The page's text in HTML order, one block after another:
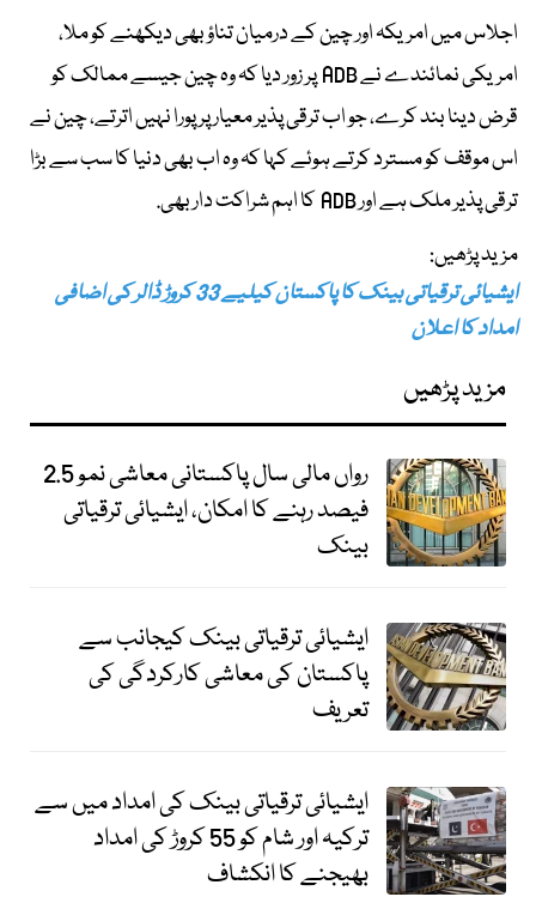
اجلاس میں امریکہ اور چین کے درمیان تناؤ بھی دیکھنے کو ملا،
امریکی نمائندے نے ADB پر زور دیا کہ وہ چین جیسے ممالک کو
قرض دینا بند کرے، جو اب ترقی پذیر معیار پر پورا نہیں اترتے، چین نے
اس موقف کو مسترد کرتے ہوئے کہا کہ وہ اب بھی دنیا کا سب سے بڑا
ترقی پذیر ملک ہے اور ADB کا اہم شراکت دار بھی.
مزید پڑھیں:
ایشیائی ترقیاتی بینک کا پاکستان کیلیے 33 کروڑ ڈالر کی اضافی
امداد کا اعلان
مزید پڑھیں
رواں مالی سال پاکستانی معاشی نمو 2.5
فیصد رہنے کا امکان، ایشیائی ترقیاتی
بینک
ایشیائی ترقیاتی بینک کیجانب سے
پاکستان کی معاشی کارکردگی کی
تعریف
ایشیائی ترقیاتی بینک کی امداد میں سے
ترکیہ اور شام کو 55 کروڑ کی امداد
بھیجنے کا انکشاف